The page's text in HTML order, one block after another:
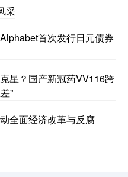
采
首次发行日元债券
星？国产新冠药VV116跨
”
全面经济改革与反腐